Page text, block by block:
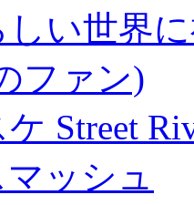
しい世界
ファン)
Street
ッシュ